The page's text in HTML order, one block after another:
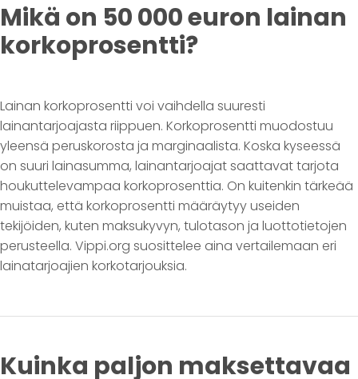
Mikä on 50 000 euron lainan
korkoprosentti?
Lainan korkoprosentti voi vaihdella suuresti
lainantarjoajasta riippuen. Korkoprosentti muodostuu
yleensä peruskorosta ja marginaalista. Koska kyseessä
on suuri lainasumma, lainantarjoajat saattavat tarjota
houkuttelevampaa korkoprosenttia. On kuitenkin tärkeää
muistaa, että korkoprosentti määräytyy useiden
tekijöiden, kuten maksukyvyn, tulotason ja luottotietojen
perusteella. Vippi.org suosittelee aina vertailemaan eri
lainatarjoajien korkotarjouksia.
Kuinka paljon maksettavaa